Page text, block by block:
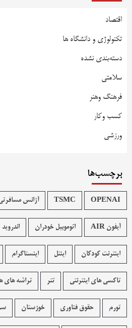
اقتصاد
تکنولوژی و دانشگاه ها
دسته‌بندی نشده
سلامتی
فرهنگ وهنر
کسب وکار
ورزشی
برچسب‌ها
OPENAI
TSMC آژانس
آیفون AIR اتوموبیل خودران اندروید
اینترنت کودکان اینتل اینستاگرام
تاکسی های اینترنتی تتر تراشه
تورم حقوق فناوری خوزستان